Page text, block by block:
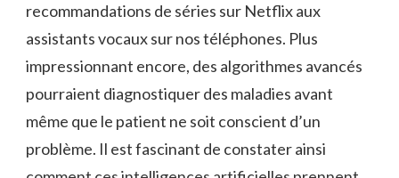
recommandations de séries sur Netflix aux
assistants vocaux sur nos téléphones. Plus
impressionnant encore, des algorithmes avancés
pourraient diagnostiquer des maladies avant
même que le patient ne soit conscient d’un
problème. Il est fascinant de constater ainsi